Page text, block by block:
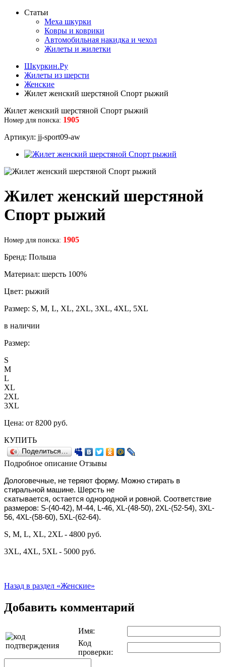
Статьи
Меха шкурки
Ковры и коврики
Автомобильная накидка и чехол
Жилеты и жилетки
Шкуркин.Ру
Жилеты из шерсти
Женские
Жилет женский шерстяной Спорт рыжий
Жилет женский шерстяной Спорт рыжий
Номер для поиска: 1905
Артикул: jj-sport09-aw
Жилет женский шерстяной
Спорт рыжий
Номер для поиска: 1905
Бренд: Польша
Материал: шерсть 100%
Цвет: рыжий
Размер: S, M, L, XL, 2XL, 3XL, 4XL, 5XL
в наличии
Размер:
S
M
L
XL
2XL
3XL
Цена: от 8200 руб.
КУПИТЬ
Поделиться…
Подробное описание Отзывы
Дологовечные, не теряют форму. Можно стирать в
стиральной машине. Шерсть не
скатывается, остается однородной и ровной. Соответствие
размеров: S-(40-42), М-44, L-46, XL-(48-50), 2XL-(52-54), 3XL-
56, 4XL-(58-60), 5XL-(62-64).
S, M, L, XL, 2XL - 4800 руб.
3XL, 4XL, 5XL - 5000 руб.
Назад в раздел «Женские»
Добавить комментарий
Имя:
Код
проверки: